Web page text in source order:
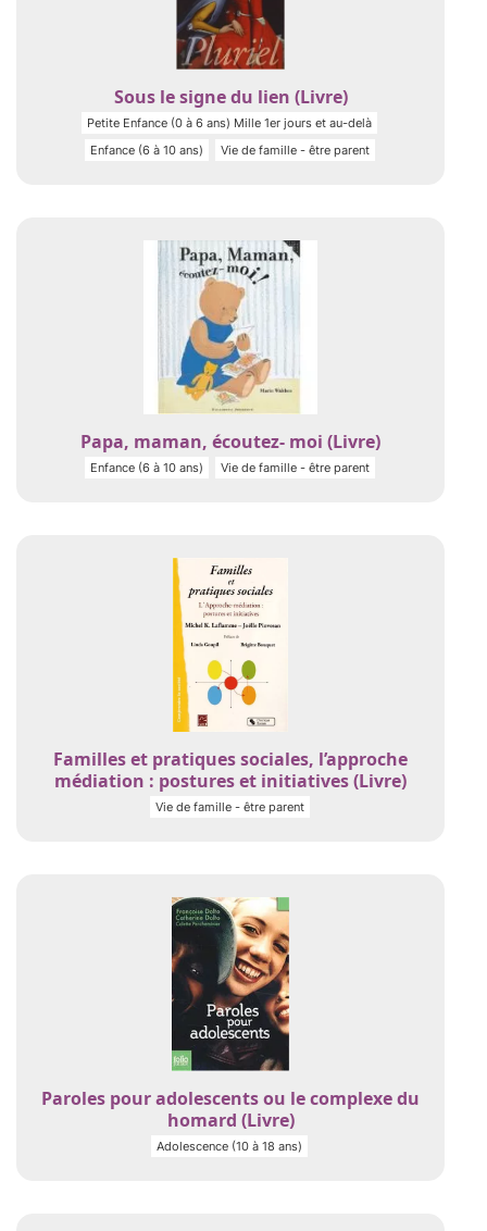
Sous le signe du lien (Livre)
Petite Enfance (0 à 6 ans) Mille 1er jours et au-delà
Enfance (6 à 10 ans)
Vie de famille - être parent
Papa, maman, écoutez- moi (Livre)
Enfance (6 à 10 ans) Vie de famille - être parent
Familles et pratiques sociales, l’approche
médiation : postures et initiatives (Livre)
Vie de famille - être parent
Paroles pour adolescents ou le complexe du
homard (Livre)
Adolescence (10 à 18 ans)